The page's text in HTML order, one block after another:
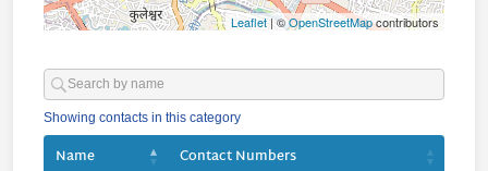
Leaflet| ©OpenStreetMapcontributors
Showing contacts in this category
Name
Contact Numbers